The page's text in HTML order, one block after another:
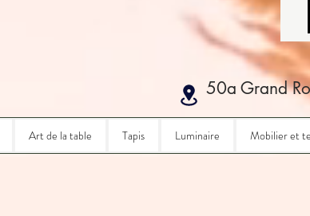
50a Grand
Art de la table Tapis Luminaire Mobilier et